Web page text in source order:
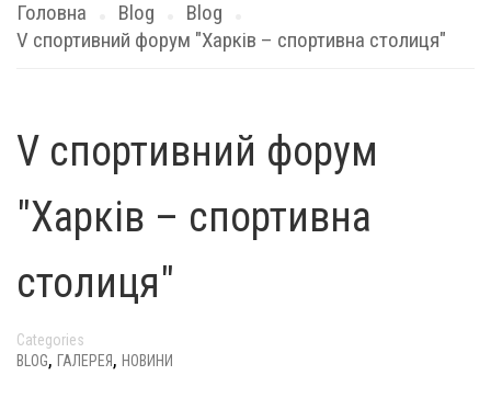
Головна Blog
Blog
V спортивний форум "Харків – спортивна столиця"
V спортивний форум
"Харків – спортивна
столиця"
Categories
BLOG, ГАЛЕРЕЯ, НОВИНИ